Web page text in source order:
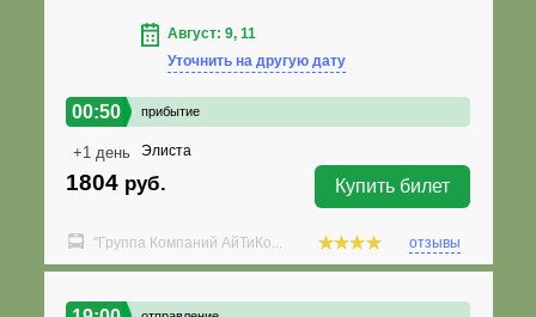
Август: 9, 11
Уточнить на другую дату
00:50 прибытие
+1 день Элиста
1804 руб. Купить билет
"Группа Компаний АйТиКо... отзывы